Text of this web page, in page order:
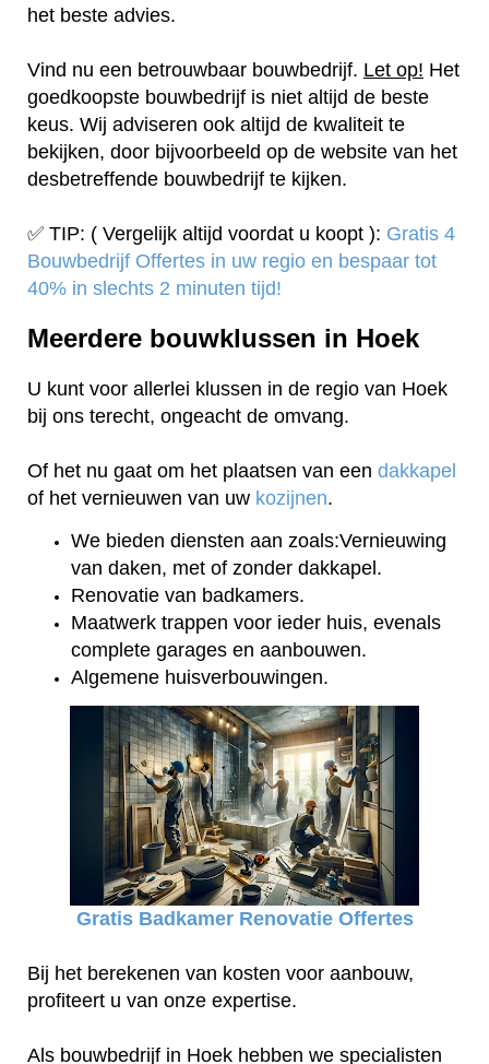
het beste advies.
Vind nu een betrouwbaar bouwbedrijf. Let op! Het
goedkoopste bouwbedrijf is niet altijd de beste
keus. Wij adviseren ook altijd de kwaliteit te
bekijken, door bijvoorbeeld op de website van het
desbetreffende bouwbedrijf te kijken.
✅ TIP: ( Vergelijk altijd voordat u koopt ): Gratis 4
Bouwbedrijf Offertes in uw regio en bespaar tot
40% in slechts 2 minuten tijd!
Meerdere bouwklussen in Hoek
U kunt voor allerlei klussen in de regio van Hoek
bij ons terecht, ongeacht de omvang.
Of het nu gaat om het plaatsen van een dakkapel
of het vernieuwen van uw kozijnen.
We bieden diensten aan zoals:Vernieuwing
van daken, met of zonder dakkapel.
Renovatie van badkamers.
Maatwerk trappen voor ieder huis, evenals
complete garages en aanbouwen.
Algemene huisverbouwingen.
Gratis Badkamer Renovatie Offertes
Bij het berekenen van kosten voor aanbouw,
profiteert u van onze expertise.
Als bouwbedrijf in Hoek hebben we specialisten